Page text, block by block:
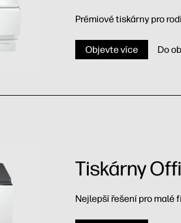
Prémiové tiskárny pro
Objevte více Do
Tiskárny
Nejlepší řešení pro malé